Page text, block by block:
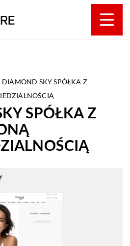
DIAMOND SKY SPÓŁKA Z
SPÓŁKA Z